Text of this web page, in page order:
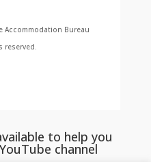
Accommodation Bureau
reserved.
to help you
channel